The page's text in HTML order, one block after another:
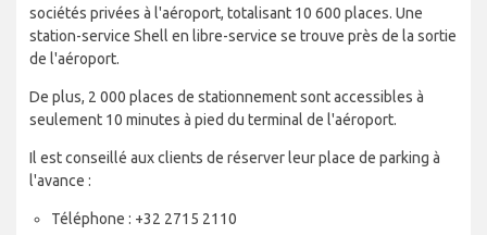
sociétés privées à l'aéroport, totalisant 10 600 places. Une
station-service Shell en libre-service se trouve près de la sortie
de l'aéroport.
De plus, 2 000 places de stationnement sont accessibles à
seulement 10 minutes à pied du terminal de l'aéroport.
Il est conseillé aux clients de réserver leur place de parking à
l'avance :
Téléphone : +32 2715 2110